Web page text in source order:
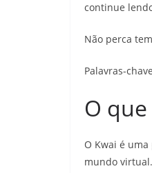
continue
Não perca
Palavras-
O
O Kwai é
mundo virtual.